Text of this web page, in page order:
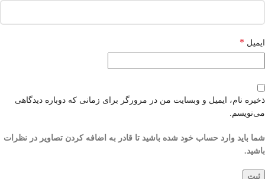
ایمیل *
ذخیره نام، ایمیل و وبسایت من در مرورگر برای زمانی که دوباره دیدگاهی
می‌نویسم.
شما باید وارد حساب خود شده باشید تا قادر به اضافه کردن تصاویر در نظرات
باشید.